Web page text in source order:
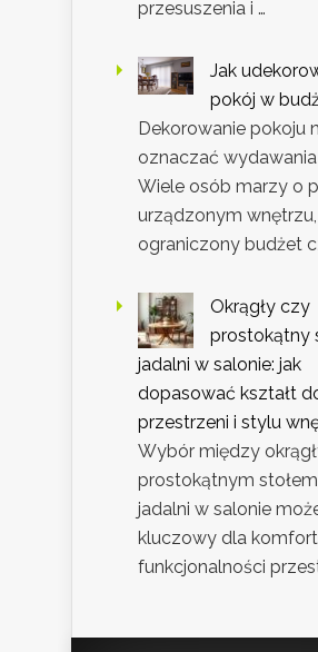
przesuszenia i …
Jak
pokój w
Dekorowanie pokoju
oznaczać
Wiele osób marzy o
urządzonym
ograniczony budżet
Okrągły czy
prostokątny
jadalni w salonie: jak
dopasować kształt
przestrzeni i stylu
Wybór między
prostokątnym
jadalni w salonie
kluczowy dla
funkcjonalności